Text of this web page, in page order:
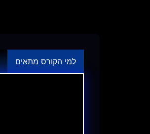
למי הקורס מתאים